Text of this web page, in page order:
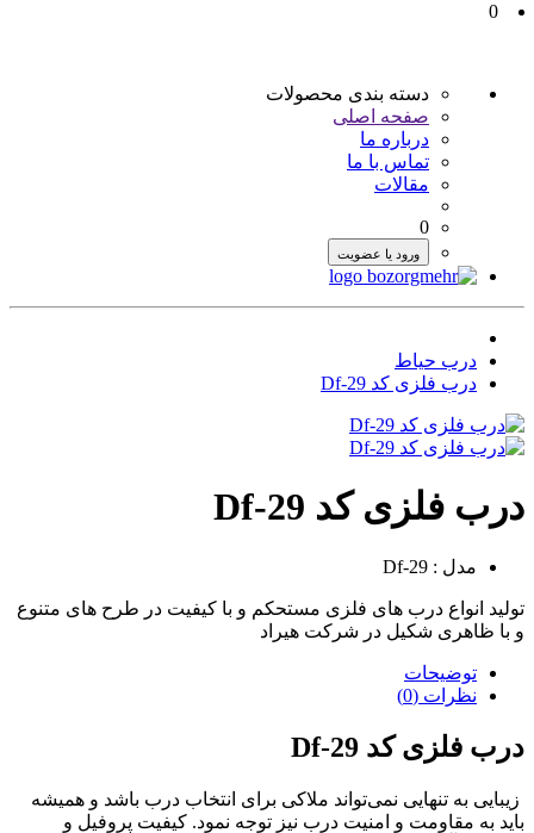
0
دسته بندی محصولات
صفحه اصلی
درباره ما
تماس با ما
مقالات
0
ورود یا عضویت
درب حیاط
درب فلزی کد Df-29
درب فلزی کد Df-29
مدل : Df-29
تولید انواع درب های فلزی مستحکم و با کیفیت در طرح های متنوع
و با ظاهری شکیل در شرکت هیراد
توضیحات
نظرات (0)
درب فلزی کد Df-29
زیبایی به تنهایی نمی‌تواند ملاکی برای انتخاب درب باشد و همیشه
باید به مقاومت و امنیت درب نیز توجه نمود. کیفیت پروفیل و